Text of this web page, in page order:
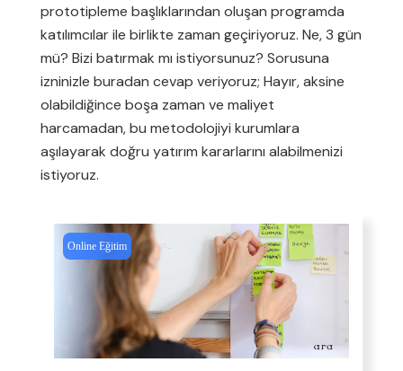
prototipleme başlıklarından oluşan programda
katılımcılar ile birlikte zaman geçiriyoruz. Ne, 3 gün
mü? Bizi batırmak mı istiyorsunuz? Sorusuna
izninizle buradan cevap veriyoruz; Hayır, aksine
olabildiğince boşa zaman ve maliyet
harcamadan, bu metodolojiyi kurumlara
aşılayarak doğru yatırım kararlarını alabilmenizi
istiyoruz.
Online Eğitim